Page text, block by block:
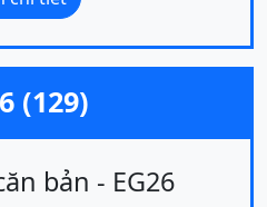
(129)
bản - EG26